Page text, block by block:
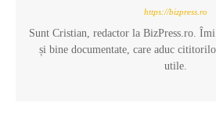
https://bizpress.ro
Sunt Cristian, redactor la BizPress.ro.
și bine documentate, care aduc
utile.